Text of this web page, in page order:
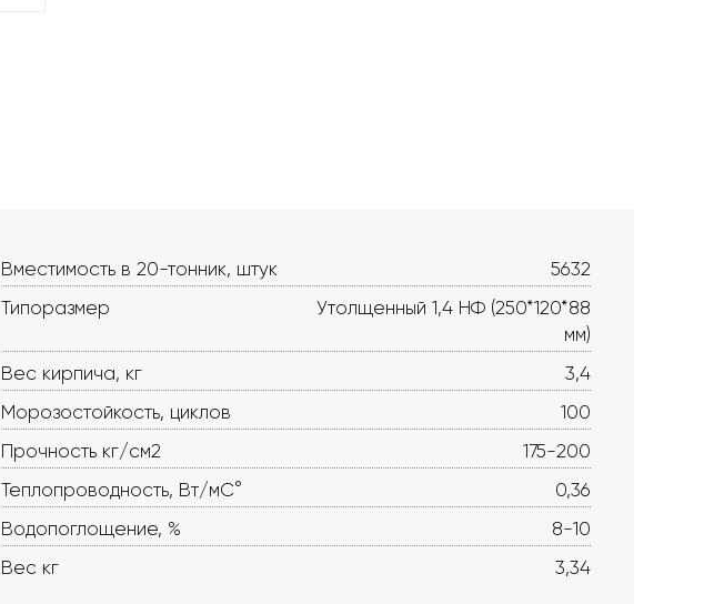
Вместимость в 20-тонник, штук
5632
Типоразмер
Утолщенный 1,4 НФ (250*120*88
мм)
Вес кирпича, кг
3,4
Морозостойкость, циклов
100
Прочность кг/см2
175-200
Теплопроводность, Вт/мС°
0,36
Водопоглощение, %
8-10
Вес кг
3,34